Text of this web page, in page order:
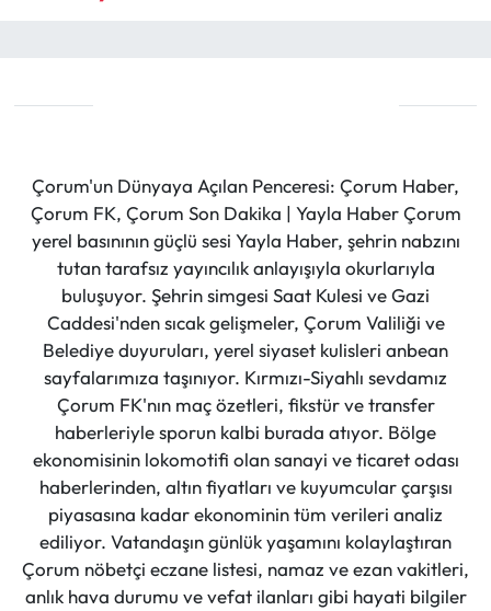
Çorum'un Dünyaya Açılan Penceresi: Çorum Haber,
Çorum FK, Çorum Son Dakika | Yayla Haber Çorum
yerel basınının güçlü sesi Yayla Haber, şehrin nabzını
tutan tarafsız yayıncılık anlayışıyla okurlarıyla
buluşuyor. Şehrin simgesi Saat Kulesi ve Gazi
Caddesi'nden sıcak gelişmeler, Çorum Valiliği ve
Belediye duyuruları, yerel siyaset kulisleri anbean
sayfalarımıza taşınıyor. Kırmızı-Siyahlı sevdamız
Çorum FK'nın maç özetleri, fikstür ve transfer
haberleriyle sporun kalbi burada atıyor. Bölge
ekonomisinin lokomotifi olan sanayi ve ticaret odası
haberlerinden, altın fiyatları ve kuyumcular çarşısı
piyasasına kadar ekonominin tüm verileri analiz
ediliyor. Vatandaşın günlük yaşamını kolaylaştıran
Çorum nöbetçi eczane listesi, namaz ve ezan vakitleri,
anlık hava durumu ve vefat ilanları gibi hayati bilgiler